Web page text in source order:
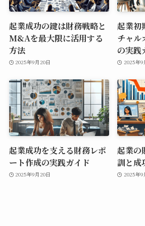
起業成功の鍵は財務戦略と
M&Aを最大限に活用する
方法
2025年9月20日
起業初
チャル
の実践
2025年9
起業成功を支える財務レポ
ート作成の実践ガイド
2025年9月20日
起業の
訓と成
2025年9